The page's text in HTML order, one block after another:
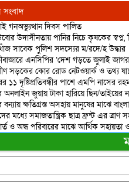
গনঅভ্যুত্থান দিবস পালিত
উদাসীনতায় পানির নিচে কৃষকের স্বপ্ন,
সাবেক পুলিশ সদস্যের ম/রদে/হ উদ্ধার
এনসিপির ‘দেশ গড়তে জুলাই
সড়কের কোর রোড নেটওয়ার্ক ও তথ্য
১১ দৃষ্টিপ্রতিবন্ধীর পাশে এমপি নাসের
জুয়ায় টাকা হারিয়ে ছিন/তাইয়ের
ক্ষতিগ্রস্ত অসহায় মানুষের মাঝে
মধ্যে সমাজতান্ত্রিক ছাত্র ফ্রন্ট এর ত্রাণ
ও অন্ধ পরিবারের মাঝে আর্থিক সহায়তা